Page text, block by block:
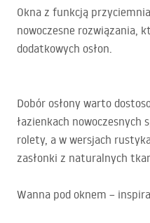
Okna z funkcją
nowoczesne rozwiązania,
dodatkowych osłon.
Dobór osłony warto
łazienkach nowoczesnych
rolety, a w wersjach
zasłonki z naturalnych
Wanna pod oknem –